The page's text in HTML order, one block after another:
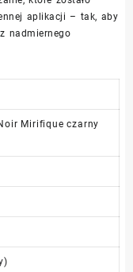
aplikacji – tak, aby
nadmiernego
Mirifique czarny